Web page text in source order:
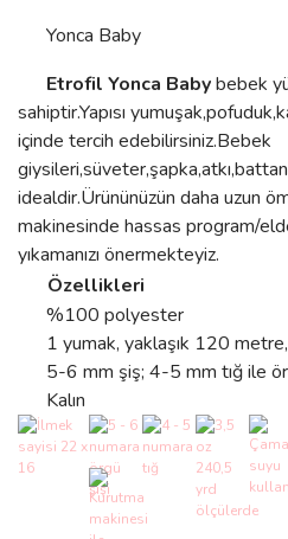
Yonca Baby
Etrofil Yonca Babybebek
sahiptir.Yapısı
içinde tercih edebilirsiniz.Bebek
idealdir.Ürününüzün daha uzun
makinesinde hassas program/
yıkamanızı önermekteyiz.
Özellikleri
%100 polyester
1 yumak, yaklaşık 120
5-6 mm şiş; 4-5 mm tığ ile
Kalın